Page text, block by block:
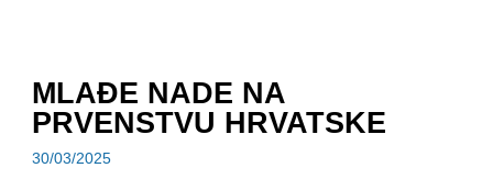
MLAĐE NADE NA
PRVENSTVU HRVATSKE
30/03/2025